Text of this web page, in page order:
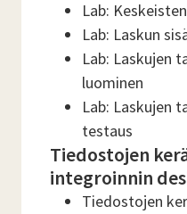
Lab:
Lab: Laskun
Lab: Laskujen
luominen
Lab: Laskujen
testaus
Tiedostojen
integroinnin
Tiedostojen